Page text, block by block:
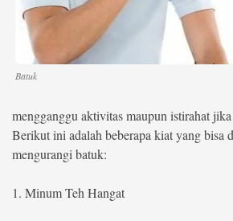
Batuk
mengganggu aktivitas maupun istirahat
Berikut ini adalah beberapa kiat yang bisa
mengurangi batuk:
1. Minum Teh Hangat